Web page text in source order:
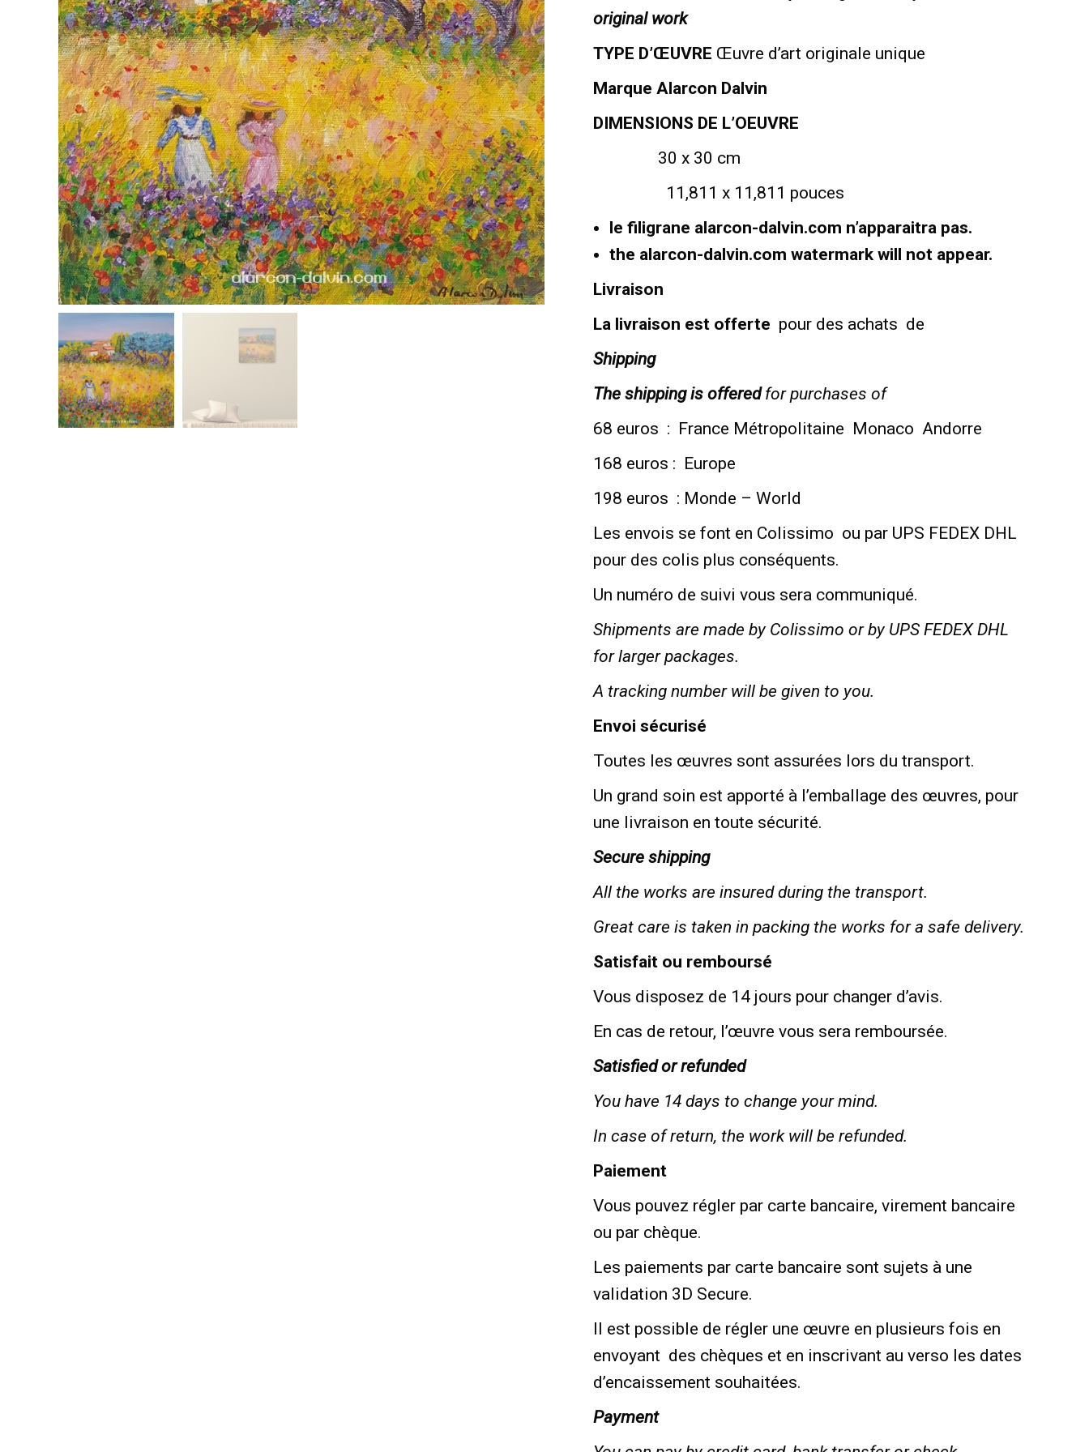
original work
TYPE D’ŒUVRE Œuvre d’art originale unique
Marque Alarcon Dalvin
DIMENSIONS DE L’OEUVRE
30 x 30 cm
11,811 x 11,811 pouces
le filigrane alarcon-dalvin.com n’apparaitra pas.
the alarcon-dalvin.com watermark will not appear.
Livraison
La livraison est offerte pour des achats de
Shipping
The shipping is offeredfor purchases of
68 euros : France Métropolitaine Monaco Andorre
168 euros : Europe
198 euros : Monde – World
Les envois se font en Colissimo ou par UPS FEDEX DHL
pour des colis plus conséquents.
Un numéro de suivi vous sera communiqué.
Shipments are made by Colissimo or by UPS FEDEX DHL
for larger packages.
A tracking number will be given to you.
Envoi sécurisé
Toutes les œuvres sont assurées lors du transport.
Un grand soin est apporté à l’emballage des œuvres, pour
une livraison en toute sécurité.
Secure shipping
All the works are insured during the transport.
Great care is taken in packing the works for a safe delivery.
Satisfait ou remboursé
Vous disposez de 14 jours pour changer d’avis.
En cas de retour, l’œuvre vous sera remboursée.
Satisfied or refunded
You have 14 days to change your mind.
In case of return, the work will be refunded.
Paiement
Vous pouvez régler par carte bancaire, virement bancaire
ou par chèque.
Les paiements par carte bancaire sont sujets à une
validation 3D Secure.
Il est possible de régler une œuvre en plusieurs fois en
envoyant des chèques et en inscrivant au verso les dates
d’encaissement souhaitées.
Payment